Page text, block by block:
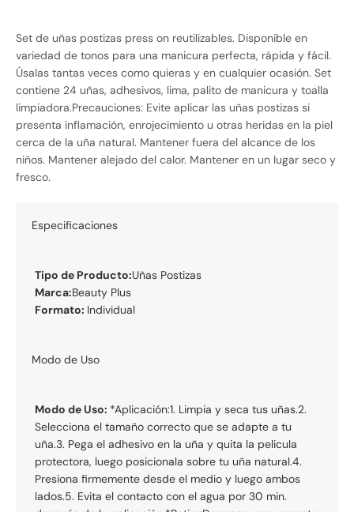
Set de uñas postizas press on reutilizables. Disponible en
variedad de tonos para una manicura perfecta, rápida y fácil.
Úsalas tantas veces como quieras y en cualquier ocasión. Set
contiene 24 uñas, adhesivos, lima, palito de manicura y toalla
limpiadora.Precauciones: Evite aplicar las uñas postizas si
presenta inflamación, enrojecimiento u otras heridas en la piel
cerca de la uña natural. Mantener fuera del alcance de los
niños. Mantener alejado del calor. Mantener en un lugar seco y
fresco.
Especificaciones
Tipo de Producto:Uñas Postizas
Marca:Beauty Plus
Formato: Individual
Modo de Uso
Modo de Uso: *Aplicación:1. Limpia y seca tus uñas.2.
Selecciona el tamaño correcto que se adapte a tu
uña.3. Pega el adhesivo en la uña y quita la pelicula
protectora, luego posicionala sobre tu uña natural.4.
Presiona firmemente desde el medio y luego ambos
lados.5. Evita el contacto con el agua por 30 min.